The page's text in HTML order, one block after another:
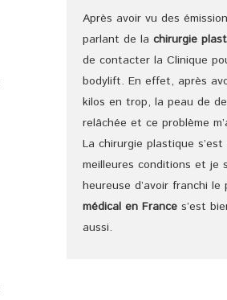
Après avoir vu des
parlant de lachirurgie
de contacter la Clinique
bodylift. En effet, après
kilos en trop, la peau de
relâchée et ce problème
La chirurgie plastique
meilleures conditions et je
heureuse d’avoir franchi
médical en France s’est
aussi.